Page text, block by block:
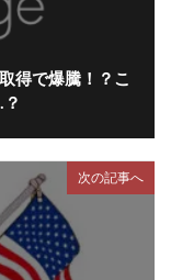
得で爆騰！？こ
次の記事へ